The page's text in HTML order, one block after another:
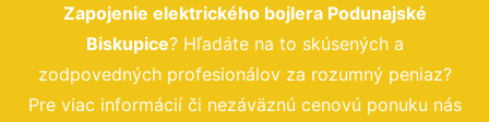
Zapojenie elektrického bojlera Podunajské
Biskupice? Hľadáte na to skúsených a
zodpovedných profesionálov za rozumný peniaz?
Pre viac informácií či nezáväznú cenovú ponuku nás